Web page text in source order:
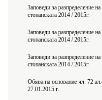
Заповеди за разпределение
стопанската 2014 / 2015г.
Заповеди за разпределение
стопанската 2014 / 2015г.
Заповеди за разпределение
стопанската 2014 / 2015г.
Обява на основание чл. 72
27.01.2015 г.